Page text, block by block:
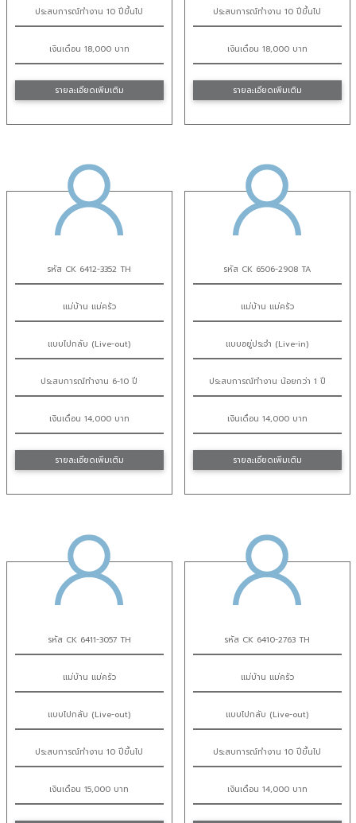
ประสบการณ์ทำงาน 10 ปีขึ้นไป
เงินเดือน 18,000 บาท
รายละเอียดเพิ่มเติม
ประสบการณ์ทำงาน 10 ปีขึ้นไป
เงินเดือน 18,000 บาท
รายละเอียดเพิ่มเติม
รหัส CK 6412-3352 TH
แม่บ้าน แม่ครัว
แบบไปกลับ (Live-out)
ประสบการณ์ทำงาน 6-10 ปี
เงินเดือน 14,000 บาท
รายละเอียดเพิ่มเติม
รหัส CK 6506-2908 TA
แม่บ้าน แม่ครัว
แบบอยู่ประจำ (Live-in)
ประสบการณ์ทำงาน น้อยกว่า 1 ปี
เงินเดือน 14,000 บาท
รายละเอียดเพิ่มเติม
รหัส CK 6411-3057 TH
แม่บ้าน แม่ครัว
แบบไปกลับ (Live-out)
ประสบการณ์ทำงาน 10 ปีขึ้นไป
เงินเดือน 15,000 บาท
รหัส CK 6410-2763 TH
แม่บ้าน แม่ครัว
แบบไปกลับ (Live-out)
ประสบการณ์ทำงาน 10 ปีขึ้นไป
เงินเดือน 14,000 บาท